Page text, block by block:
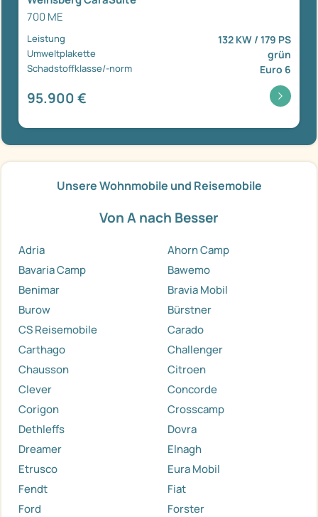
700 ME
Leistung 132 KW / 179 PS
Umweltplakette grün
Schadstoffklasse/-norm Euro 6
95.900 €
Unsere Wohnmobile und Reisemobile
Von A nach Besser
Adria
Ahorn Camp
Bavaria Camp
Bawemo
Benimar
Bravia Mobil
Burow
Bürstner
CS Reisemobile
Carado
Carthago
Challenger
Chausson
Citroen
Clever
Concorde
Corigon
Crosscamp
Dethleffs
Dovra
Dreamer
Elnagh
Etrusco
Eura Mobil
Fendt
Fiat
Ford
Forster